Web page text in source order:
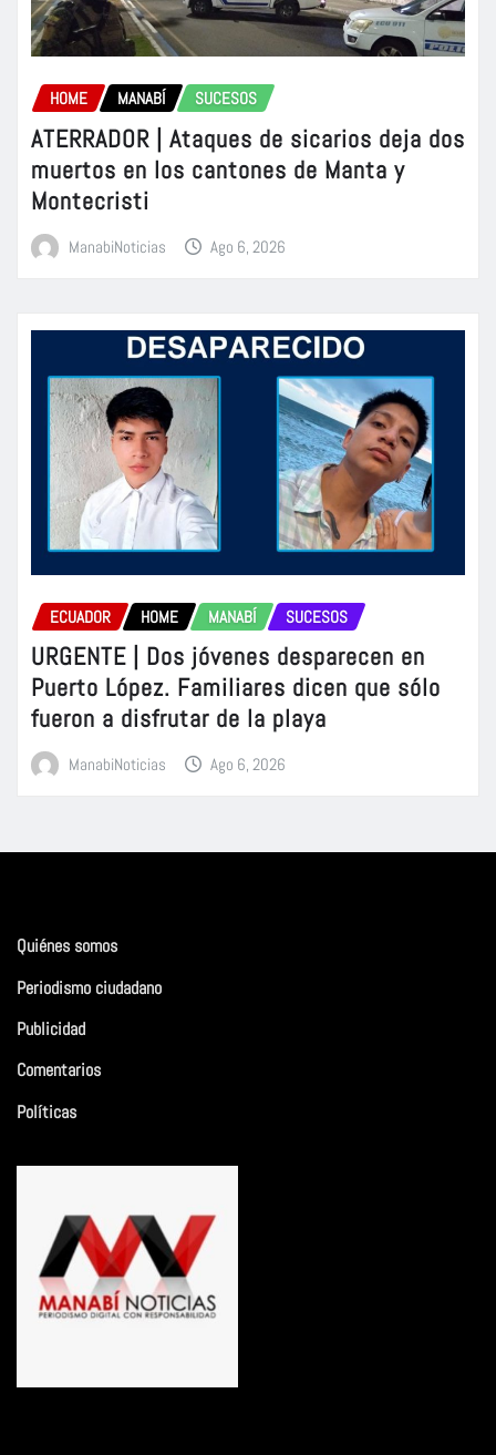
HOME MANABÍ SUCESOS
ATERRADOR | Ataques de sicarios deja dos
muertos en los cantones de Manta y
Montecristi
ManabiNoticias Ago 6, 2026
ECUADOR HOME MANABÍ SUCESOS
URGENTE | Dos jóvenes desparecen en
Puerto López. Familiares dicen que sólo
fueron a disfrutar de la playa
ManabiNoticias Ago 6, 2026
Quiénes somos
Periodismo ciudadano
Publicidad
Comentarios
Políticas